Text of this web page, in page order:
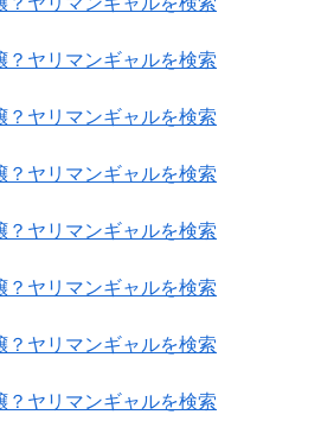
？ヤリマンギャルを検索
？ヤリマンギャルを検索
？ヤリマンギャルを検索
？ヤリマンギャルを検索
？ヤリマンギャルを検索
？ヤリマンギャルを検索
？ヤリマンギャルを検索